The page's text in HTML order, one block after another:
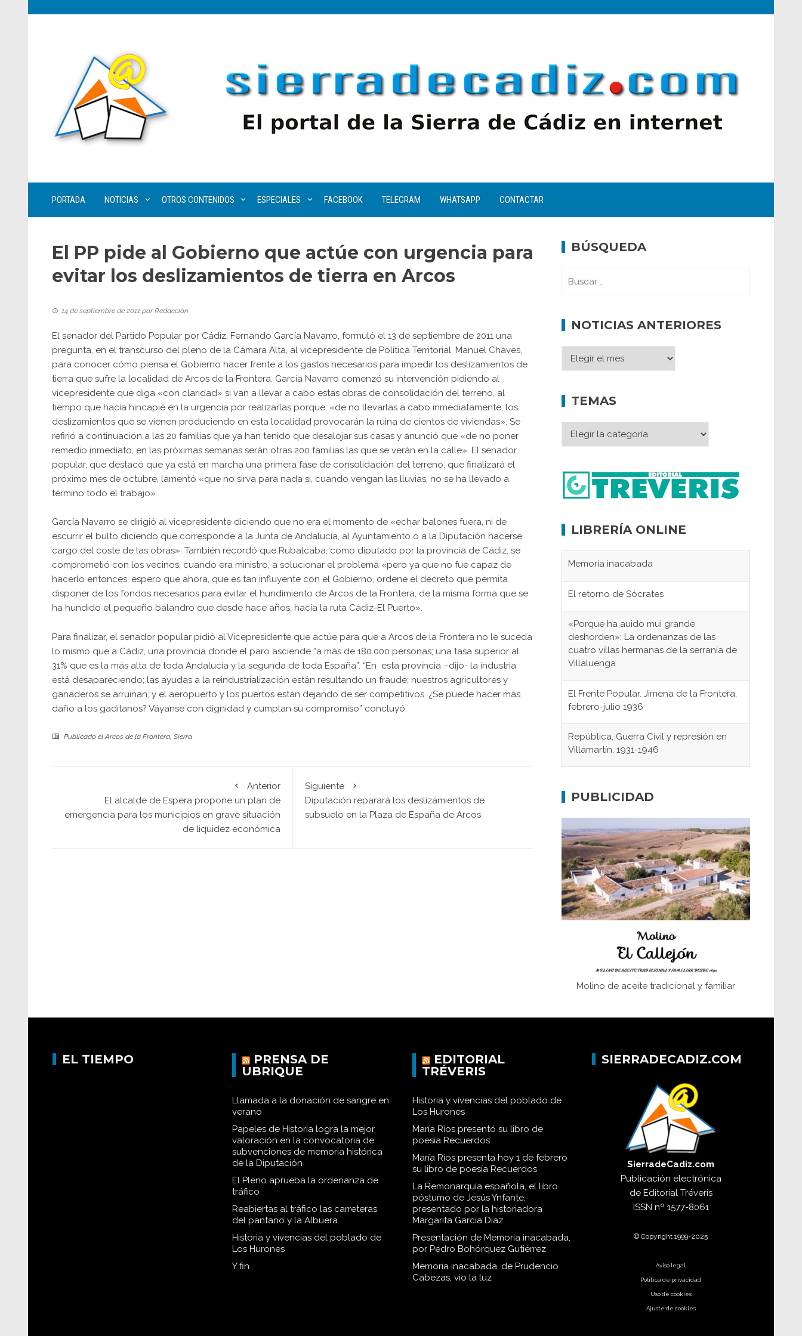
PORTADA NOTICIAS OTROS CONTENIDOS ESPECIALES FACEBOOK TELEGRAM WHATSAPP CONTACTAR
El PP pide al Gobierno que actúe con urgencia para
evitar los deslizamientos de tierra en Arcos
14 de septiembre de 2011 porRedacción
El senador del Partido Popular por Cádiz, Fernando García Navarro, formuló el 13 de septiembre de 2011 una
pregunta, en el transcurso del pleno de la Cámara Alta, al vicepresidente de Política Territorial, Manuel Chaves,
para conocer cómo piensa el Gobierno hacer frente a los gastos necesarios para impedir los deslizamientos de
tierra que sufre la localidad de Arcos de la Frontera. García Navarro comenzó su intervención pidiendo al
vicepresidente que diga «con claridad» si van a llevar a cabo estas obras de consolidación del terreno, al
tiempo que hacía hincapié en la urgencia por realizarlas porque, «de no llevarlas a cabo inmediatamente, los
deslizamientos que se vienen produciendo en esta localidad provocarán la ruina de cientos de viviendas». Se
refirió a continuación a las 20 familias que ya han tenido que desalojar sus casas y anunció que «de no poner
remedio inmediato, en las próximas semanas serán otras 200 familias las que se verán en la calle». El senador
popular, que destacó que ya está en marcha una primera fase de consolidación del terreno, que finalizará el
próximo mes de octubre, lamentó «que no sirva para nada si, cuando vengan las lluvias, no se ha llevado a
término todo el trabajo».
García Navarro se dirigió al vicepresidente diciendo que no era el momento de «echar balones fuera, ni de
escurrir el bulto diciendo que corresponde a la Junta de Andalucía, al Ayuntamiento o a la Diputación hacerse
cargo del coste de las obras». También recordó que Rubalcaba, como diputado por la provincia de Cádiz, se
comprometió con los vecinos, cuando era ministro, a solucionar el problema «pero ya que no fue capaz de
hacerlo entonces, espero que ahora, que es tan influyente con el Gobierno, ordene el decreto que permita
disponer de los fondos necesarios para evitar el hundimiento de Arcos de la Frontera, de la misma forma que se
ha hundido el pequeño balandro que desde hace años, hacía la ruta Cádiz-El Puerto».
Para finalizar, el senador popular pidió al Vicepresidente que actúe para que a Arcos de la Frontera no le suceda
lo mismo que a Cádiz, una provincia donde el paro asciende “a más de 180.000 personas; una tasa superior al
31% que es la más alta de toda Andalucía y la segunda de toda España”. “En esta provincia –dijo- la industria
está desapareciendo; las ayudas a la reindustrialización están resultando un fraude; nuestros agricultores y
ganaderos se arruinan; y el aeropuerto y los puertos están dejando de ser competitivos. ¿Se puede hacer más
daño a los gaditanos? Váyanse con dignidad y cumplan su compromiso” concluyó.
Publicado elArcos de la Frontera, Sierra
Anterior
El alcalde de Espera propone un plan de
emergencia para los municipios en grave situación
de liquidez económica
Siguiente
Diputación reparará los deslizamientos de
subsuelo en la Plaza de España de Arcos
BÚSQUEDA
NOTICIAS ANTERIORES
TEMAS
LIBRERÍA ONLINE
Memoria inacabada
El retorno de Sócrates
«Porque ha auido mui grande
deshorden»: La ordenanzas de las
cuatro villas hermanas de la serranía de
Villaluenga
El Frente Popular. Jimena de la Frontera,
febrero-julio 1936
República, Guerra Civil y represión en
Villamartín, 1931-1946
concentración nazis
fundaciones de Bornos
El Frente Popular. Ubrique, febrero-julio
1936
Juntar las letras. La alfabetización en el
campo: del afán de saber a la
Historia y vivencias del poblado de Los
PUBLICIDAD
Molino de aceite tradicional y familiar
EL TIEMPO
PRENSA DE
UBRIQUE
Llamada a la donación de sangre en
verano
Papeles de Historia logra la mejor
valoración en la convocatoria de
subvenciones de memoria histórica
de la Diputación
El Pleno aprueba la ordenanza de
tráfico
Reabiertas al tráfico las carreteras
del pantano y la Albuera
Historia y vivencias del poblado de
Los Hurones
Y fin
EDITORIAL
TRÉVERIS
Historia y vivencias del poblado de
Los Hurones
María Ríos presentó su libro de
poesía Recuerdos
María Ríos presenta hoy 1 de febrero
su libro de poesía Recuerdos
La Remonarquía española, el libro
póstumo de Jesús Ynfante,
presentado por la historiadora
Margarita García Díaz
Presentación de Memoria inacabada,
por Pedro Bohórquez Gutiérrez
Memoria inacabada, de Prudencio
Cabezas, vio la luz
SIERRADECADIZ.COM
SierradeCadiz.com
Publicación electrónica
de Editorial Tréveris
ISSN nº 1577-8061
© Copyright 1999-2025
Aviso legal
Política de privacidad
Uso de cookies
Ajuste de cookies